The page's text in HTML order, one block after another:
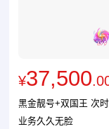
¥37,500
黑金靓号+双国王 次
业务久久无脸